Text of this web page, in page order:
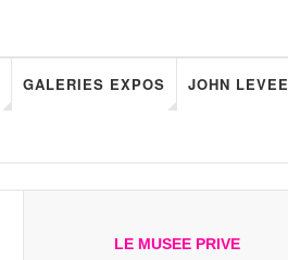
GALERIES EXPOS JOHN LEVEE
LE MUSEE PRIVE